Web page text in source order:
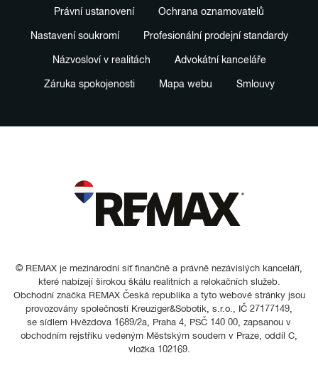
Právní ustanovení Ochrana oznamovatelů
Nastavení soukromí Profesionální prodejní standardy
Názvosloví v realitách Advokátní kanceláře
Záruka spokojenosti Mapa webu Smlouvy
© REMAX je mezinárodní síť finančně a právně nezávislých kanceláří,
které nabízejí širokou škálu realitních a relokačních služeb.
Obchodní značka REMAX Česká republika a tyto webové stránky jsou
provozovány společností Kreuziger&Sobotik, s.r.o., IČ 27177149,
se sídlem Hvězdova 1689/2a, Praha 4, PSČ 140 00, zapsanou v
obchodním rejstříku vedeným Městským soudem v Praze, oddíl C,
vložka 102169.